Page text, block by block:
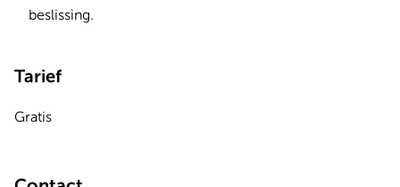
beslissing.
Tarief
Gratis